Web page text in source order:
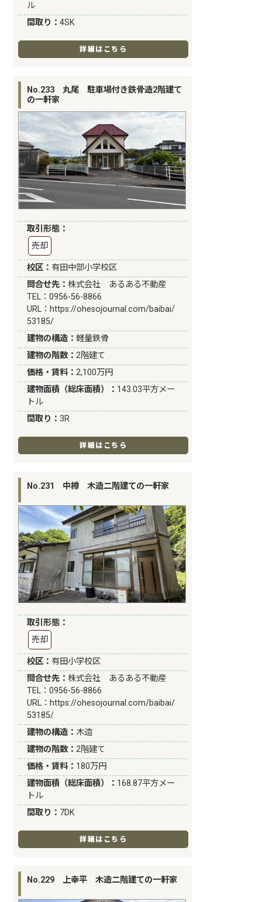
ル
間取り：4SK
詳細はこちら
No.233 丸尾 駐車場付き鉄骨造2階建て
の一軒家
取引形態：
売却
校区： 有田中部小学校区
問合せ先：株式会社 あるある不動産
TEL：0956-56-8866
URL： https://ohesojournal.com/baibai/
53185/
建物の構造：軽量鉄骨
建物の階数：2階建て
価格・賃料：2,100万円
建物面積（総床面積）： 143.03平方メー
トル
間取り：3R
詳細はこちら
No.231 中樽 木造二階建ての一軒家
取引形態：
売却
校区： 有田小学校区
問合せ先：株式会社 あるある不動産
TEL：0956-56-8866
URL： https://ohesojournal.com/baibai/
53185/
建物の構造： 木造
建物の階数：2階建て
価格・賃料： 180万円
建物面積（総床面積）： 168.87平方メー
トル
間取り： 7DK
詳細はこちら
No.229 上幸平 木造二階建ての一軒家